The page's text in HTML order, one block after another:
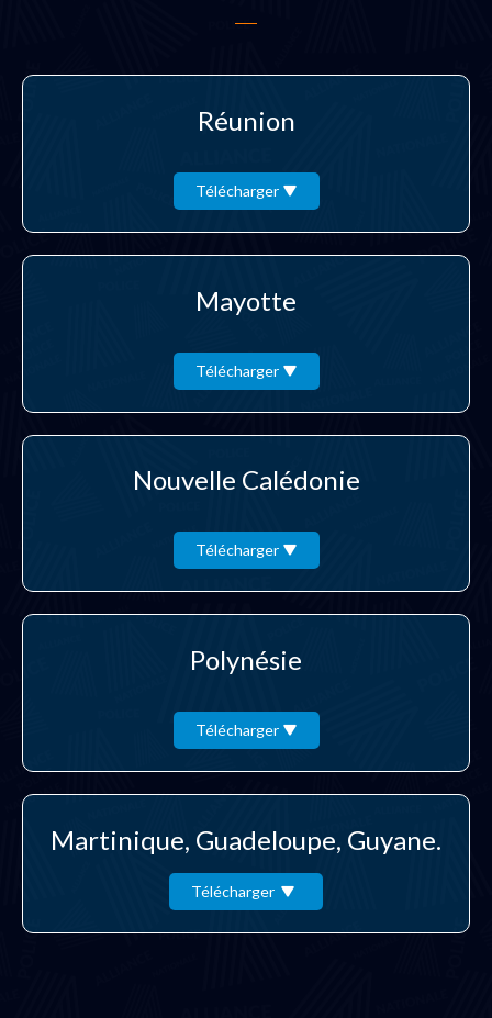
Réunion
Télécharger
Mayotte
Télécharger
Nouvelle Calédonie
Télécharger
Polynésie
Télécharger
Martinique, Guadeloupe, Guyane.
Télécharger